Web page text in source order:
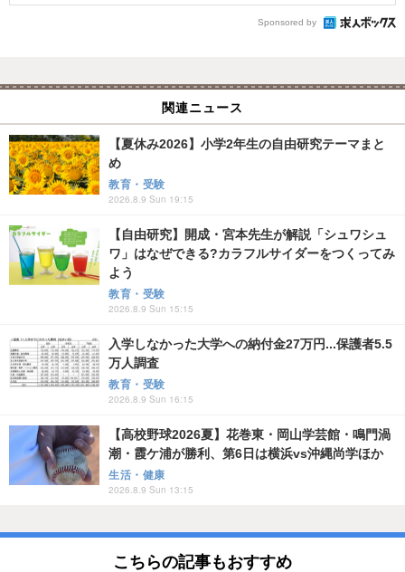
Sponsored by
関連ニュース
【夏休み2026】小学2年生の自由研究テーマまと
め
教育・受験
2026.8.9 Sun 19:15
【自由研究】開成・宮本先生が解説「シュワシュ
ワ」はなぜできる?カラフルサイダーをつくってみ
よう
教育・受験
2026.8.9 Sun 15:15
入学しなかった大学への納付金27万円...保護者5.5
万人調査
教育・受験
2026.8.9 Sun 16:15
【高校野球2026夏】花巻東・岡山学芸館・鳴門渦
潮・霞ケ浦が勝利、第6日は横浜vs沖縄尚学ほか
生活・健康
2026.8.9 Sun 13:15
こちらの記事もおすすめ